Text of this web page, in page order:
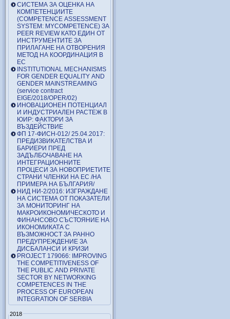
СИСТЕМА ЗА ОЦЕНКА НА
КОМПЕТЕНЦИИТЕ
(COMPETENCE ASSESSMENT
SYSTEM: MYCOMPETENCE) ЗА
PEER REVIEW КАТО ЕДИН ОТ
ИНСТРУМЕНТИТЕ ЗА
ПРИЛАГАНЕ НА ОТВОРЕНИЯ
МЕТОД НА КООРДИНАЦИЯ В
ЕС
INSTITUTIONAL MECHANISMS
FOR GENDER EQUALITY AND
GENDER MAINSTREAMING
(service contract
EIGE/2018/OPER/02)
ИНОВАЦИОНЕН ПОТЕНЦИАЛ
И ИНДУСТРИАЛЕН РАСТЕЖ В
ЮИР: ФАКТОРИ ЗА
ВЪЗДЕЙСТВИЕ
ФП 17-ФИСН-012/ 25.04.2017:
ПРЕДИЗВИКАТЕЛСТВА И
БАРИЕРИ ПРЕД
ЗАДЪЛБОЧАВАНЕ НА
ИНТЕГРАЦИОННИТЕ
ПРОЦЕСИ ЗА НОВОПРИЕТИТЕ
СТРАНИ ЧЛЕНКИ НА ЕС /НА
ПРИМЕРА НА БЪЛГАРИЯ/
НИД НИ-2/2016: ИЗГРАЖДАНЕ
НА СИСТЕМА ОТ ПОКАЗАТЕЛИ
ЗА МОНИТОРИНГ НА
МАКРОИКОНОМИЧЕСКОТО И
ФИНАНСОВО СЪСТОЯНИЕ НА
ИКОНОМИКАТА С
ВЪЗМОЖНОСТ ЗА РАННО
ПРЕДУПРЕЖДЕНИЕ ЗА
ДИСБАЛАНСИ И КРИЗИ
PROJECT 179066: IMPROVING
THE COMPETITIVENESS OF
THE PUBLIC AND PRIVATE
SECTOR BY NETWORKING
COMPETENCES IN THE
PROCESS OF EUROPEAN
INTEGRATION OF SERBIA
2018